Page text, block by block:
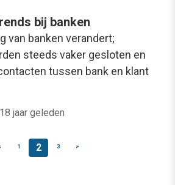
bij banken
van banken verandert;
steeds vaker gesloten en
tussen bank en klant
18 jaar geleden
1 2 3 >